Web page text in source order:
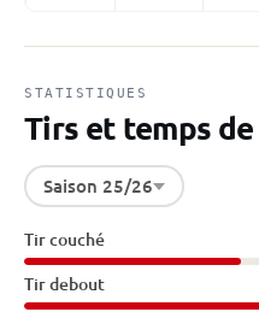
STATISTIQUES
Tirs et temps
Saison 25/26
Tir couché
Tir debout